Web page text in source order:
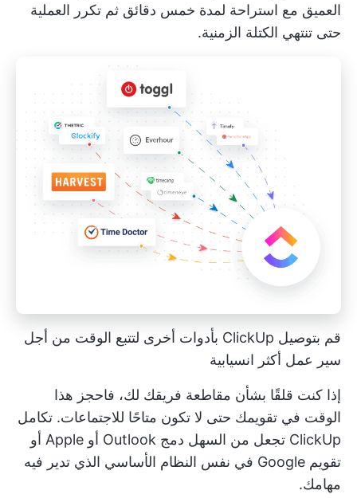
العميق مع استراحة لمدة خمس دقائق ثم تكرر العملية
حتى تنتهي الكتلة الزمنية.
قم بتوصيل ClickUp بأدوات أخرى لتتبع الوقت من أجل
سير عمل أكثر انسيابية
إذا كنت قلقًا بشأن مقاطعة فريقك لك، فاحجز هذا
الوقت في تقويمك حتى لا تكون متاحًا للاجتماعات. تكامل
ClickUp
تجعل من السهل دمج Outlook أو Apple أو
تقويم Google في نفس النظام الأساسي الذي تدير فيه
مهامك.